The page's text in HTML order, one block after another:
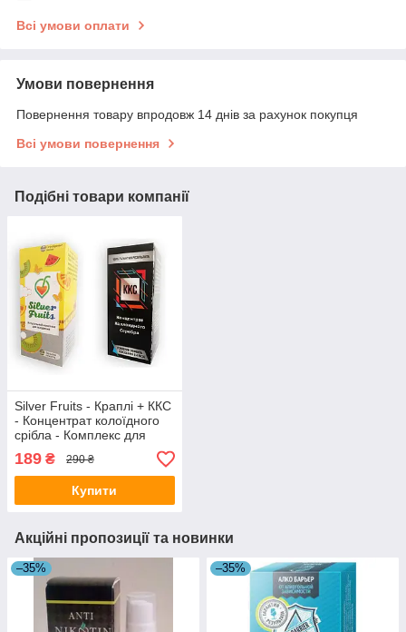
Всі умови оплати
Умови повернення
Повернення товару впродовж 14 днів за рахунок покупця
Всі умови повернення
Подібні товари компанії
Silver Fruits - Краплі + ККС
- Концентрат колоїдного
срібла - Комплекс для
схуднення (Сілвер Фрутс)
189 ₴ 290 ₴
Купити
Акційні пропозиції та новинки
–35% –35%